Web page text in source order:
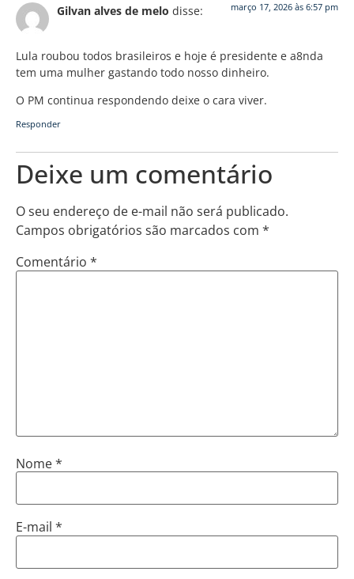
Gilvan alves de melo disse: março 17, 2026 às 6:57 pm
Lula roubou todos brasileiros e hoje é presidente e a8nda
tem uma mulher gastando todo nosso dinheiro.
O PM continua respondendo deixe o cara viver.
Responder
Deixe um comentário
O seu endereço de e-mail não será publicado.
Campos obrigatórios são marcados com *
Comentário *
Nome*
E-mail *